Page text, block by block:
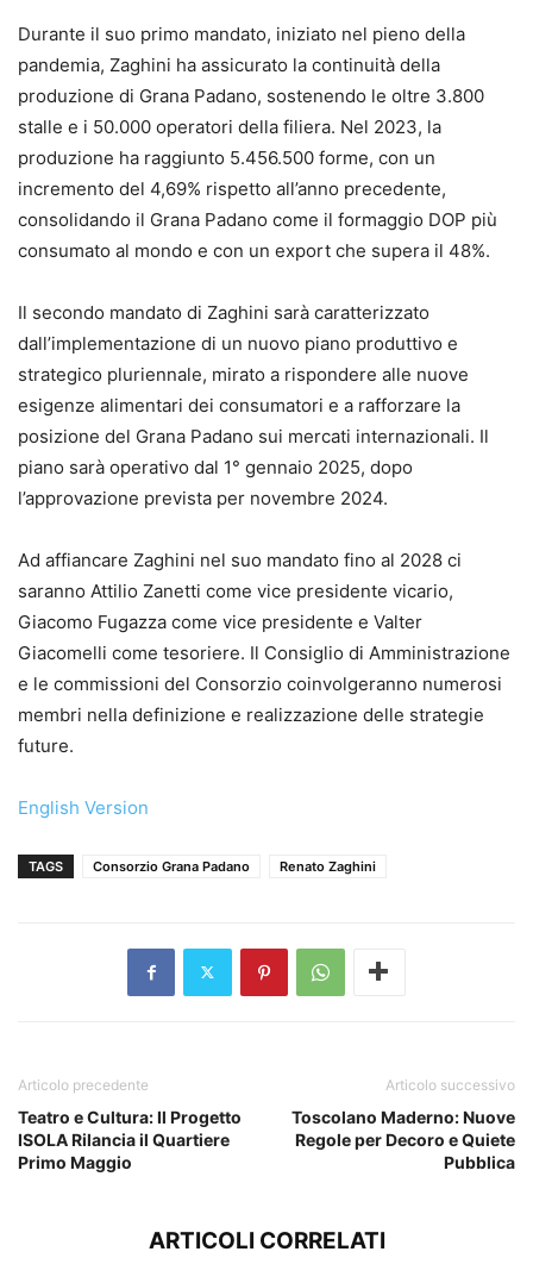
Durante il suo primo mandato, iniziato nel pieno della
pandemia, Zaghini ha assicurato la continuità della
produzione di Grana Padano, sostenendo le oltre 3.800
stalle e i 50.000 operatori della filiera. Nel 2023, la
produzione ha raggiunto 5.456.500 forme, con un
incremento del 4,69% rispetto all’anno precedente,
consolidando il Grana Padano come il formaggio DOP più
consumato al mondo e con un export che supera il 48%.
Il secondo mandato di Zaghini sarà caratterizzato
dall’implementazione di un nuovo piano produttivo e
strategico pluriennale, mirato a rispondere alle nuove
esigenze alimentari dei consumatori e a rafforzare la
posizione del Grana Padano sui mercati internazionali. Il
piano sarà operativo dal 1° gennaio 2025, dopo
l’approvazione prevista per novembre 2024.
Ad affiancare Zaghini nel suo mandato fino al 2028 ci
saranno Attilio Zanetti come vice presidente vicario,
Giacomo Fugazza come vice presidente e Valter
Giacomelli come tesoriere. Il Consiglio di Amministrazione
e le commissioni del Consorzio coinvolgeranno numerosi
membri nella definizione e realizzazione delle strategie
future.
English Version
TAGS Consorzio Grana Padano Renato Zaghini
Articolo precedente
Teatro e Cultura: Il Progetto
ISOLA Rilancia il Quartiere
Primo Maggio
Articolo successivo
Toscolano Maderno: Nuove
Regole per Decoro e Quiete
Pubblica
ARTICOLI CORRELATI